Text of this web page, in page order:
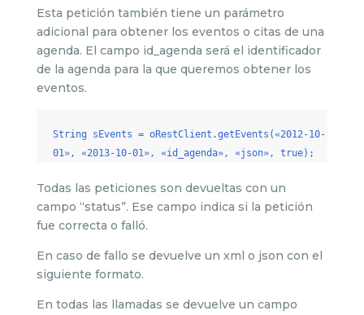
Esta petición también tiene un parámetro
adicional para obtener los eventos o citas de una
agenda. El campo id_agenda será el identificador
de la agenda para la que queremos obtener los
eventos.
String sEvents = oRestClient.getEvents(«2012-10-
01», «2013-10-01», «id_agenda», «json», true);
Todas las peticiones son devueltas con un
campo “status”. Ese campo indica si la petición
fue correcta o falló.
En caso de fallo se devuelve un xml o json con el
siguiente formato.
En todas las llamadas se devuelve un campo